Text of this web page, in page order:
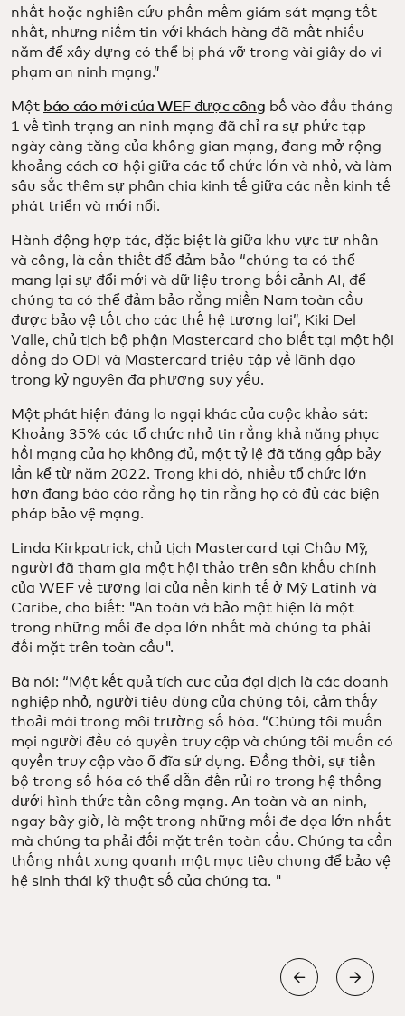
nhất hoặc nghiên cứu phần mềm giám sát mạng tốt
nhất, nhưng niềm tin với khách hàng đã mất nhiều
năm để xây dựng có thể bị phá vỡ trong vài giây do vi
phạm an ninh mạng.”
Một báo cáo mới của WEF được công bố vào đầu tháng
1 về tình trạng an ninh mạng đã chỉ ra sự phức tạp
ngày càng tăng của không gian mạng, đang mở rộng
khoảng cách cơ hội giữa các tổ chức lớn và nhỏ, và làm
sâu sắc thêm sự phân chia kinh tế giữa các nền kinh tế
phát triển và mới nổi.
Hành động hợp tác, đặc biệt là giữa khu vực tư nhân
và công, là cần thiết để đảm bảo “chúng ta có thể
mang lại sự đổi mới và dữ liệu trong bối cảnh AI, để
chúng ta có thể đảm bảo rằng miền Nam toàn cầu
được bảo vệ tốt cho các thế hệ tương lai”, Kiki Del
Valle, chủ tịch bộ phận Mastercard cho biết tại một hội
đồng do ODI và Mastercard triệu tập về lãnh đạo
trong kỷ nguyên đa phương suy yếu.
Một phát hiện đáng lo ngại khác của cuộc khảo sát:
Khoảng 35% các tổ chức nhỏ tin rằng khả năng phục
hồi mạng của họ không đủ, một tỷ lệ đã tăng gấp bảy
lần kể từ năm 2022. Trong khi đó, nhiều tổ chức lớn
hơn đang báo cáo rằng họ tin rằng họ có đủ các biện
pháp bảo vệ mạng.
Linda Kirkpatrick, chủ tịch Mastercard tại Châu Mỹ,
người đã tham gia một hội thảo trên sân khấu chính
của WEF về tương lai của nền kinh tế ở Mỹ Latinh và
Caribe, cho biết: "An toàn và bảo mật hiện là một
trong những mối đe dọa lớn nhất mà chúng ta phải
đối mặt trên toàn cầu".
Bà nói: “Một kết quả tích cực của đại dịch là các doanh
nghiệp nhỏ, người tiêu dùng của chúng tôi, cảm thấy
thoải mái trong môi trường số hóa. “Chúng tôi muốn
mọi người đều có quyền truy cập và chúng tôi muốn có
quyền truy cập vào ổ đĩa sử dụng. Đồng thời, sự tiến
bộ trong số hóa có thể dẫn đến rủi ro trong hệ thống
dưới hình thức tấn công mạng. An toàn và an ninh,
ngay bây giờ, là một trong những mối đe dọa lớn nhất
mà chúng ta phải đối mặt trên toàn cầu. Chúng ta cần
thống nhất xung quanh một mục tiêu chung để bảo vệ
hệ sinh thái kỹ thuật số của chúng ta. "